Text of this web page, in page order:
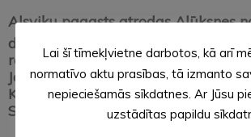
Alsviķu pagasts atrodas Alūksnes
daļā. Tā kopplatība 5212,61 km
robežojas ar Alūksnes novada
Jaunlaicenes, Ziemera,
Kalncempju, Zeltiņu un Ilzenes
Smiltenes novada Apes un
Lai šī tīmekļvietne darbotos, kā arī
normatīvo aktu prasības, tā izmanto
nepieciešamās sīkdatnes. Ar Jūsu
uzstādītas papildu